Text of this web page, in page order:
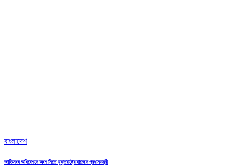
বাংলাদেশ
জাতিসংঘ অধিবেশনে অংশ নিতে যুক্তরাষ্ট্রে যাচ্ছেন প্রধানমন্ত্রী